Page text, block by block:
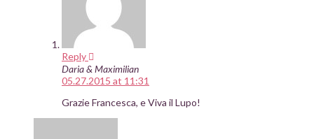
Reply
Daria & Maximilian
05.27.2015 at 11:31
Grazie Francesca, e Viva il Lupo!